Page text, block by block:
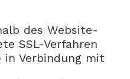
des Website-
SSL-Verfahren
in Verbindung mit